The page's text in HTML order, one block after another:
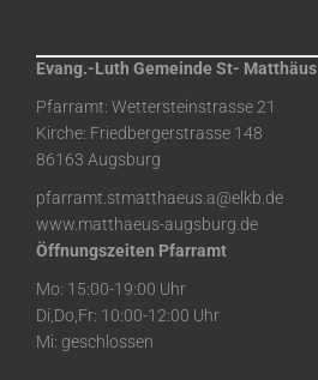
Evang.-Luth Gemeinde St- Matthäus
Pfarramt: Wettersteinstrasse 21
Kirche: Friedbergerstrasse 148
86163 Augsburg
pfarramt.stmatthaeus.a@elkb.de
www.matthaeus-augsburg.de
Öffnungszeiten Pfarramt
Mo: 15:00-19:00 Uhr
Di,Do,Fr: 10:00-12:00 Uhr
Mi: geschlossen